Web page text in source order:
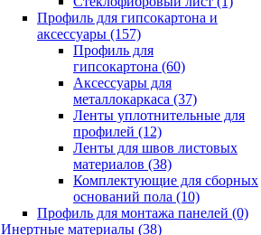
Профиль для гипсокартона и
аксессуары (157)
Профиль для
гипсокартона (60)
Аксессуары для
металлокаркаса (37)
Ленты уплотнительные для
профилей (12)
Ленты для швов листовых
материалов (38)
Комплектующие для сборных
оснований пола (10)
Профиль для монтажа панелей (0)
Инертные материалы (38)